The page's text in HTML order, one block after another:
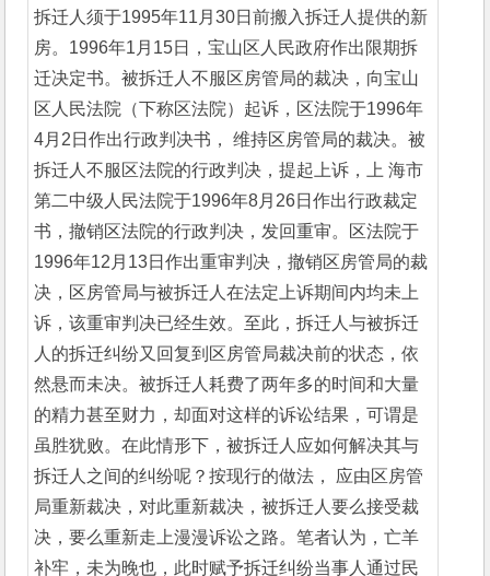
拆迁人须于1995年11月30日前搬入拆迁人提供的新
房。1996年1月15日，宝山区人民政府作出限期拆
迁决定书。被拆迁人不服区房管局的裁决，向宝山
区人民法院（下称区法院）起诉，区法院于1996年
4月2日作出行政判决书， 维持区房管局的裁决。被
拆迁人不服区法院的行政判决，提起上诉，上 海市
第二中级人民法院于1996年8月26日作出行政裁定
书，撤销区法院的行政判决，发回重审。区法院于
1996年12月13日作出重审判决，撤销区房管局的裁
决，区房管局与被拆迁人在法定上诉期间内均未上
诉，该重审判决已经生效。至此，拆迁人与被拆迁
人的拆迁纠纷又回复到区房管局裁决前的状态，依
然悬而未决。被拆迁人耗费了两年多的时间和大量
的精力甚至财力，却面对这样的诉讼结果，可谓是
虽胜犹败。在此情形下，被拆迁人应如何解决其与
拆迁人之间的纠纷呢？按现行的做法， 应由区房管
局重新裁决，对此重新裁决，被拆迁人要么接受裁
决，要么重新走上漫漫诉讼之路。笔者认为，亡羊
补牢，未为晚也，此时赋予拆迁纠纷当事人通过民